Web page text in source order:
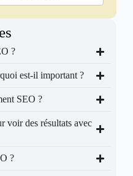
?
est-il important ?
SEO ?
voir des résultats avec
?